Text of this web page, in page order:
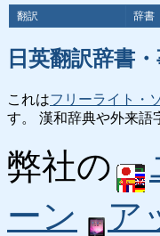
翻訳 辞書
日英翻訳辞書
これはフリーライト・
す。 漢和辞典や外来語
弊社の
ーン
ア